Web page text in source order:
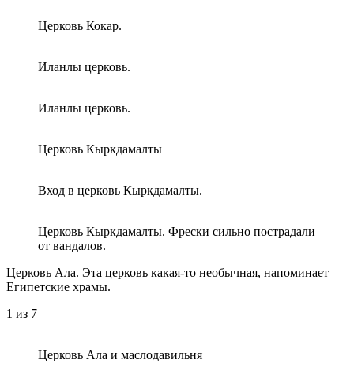
Церковь Кокар.
Иланлы церковь.
Иланлы церковь.
Церковь Кыркдамалты
Вход в церковь Кыркдамалты.
Церковь Кыркдамалты. Фрески сильно пострадали
от вандалов.
Церковь Ала. Эта церковь какая-то необычная, напоминает
Египетские храмы.
1 из 7
Церковь Ала и маслодавильня